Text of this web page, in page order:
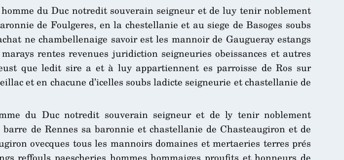
du Duc notredit souverain seigneur et de luy tenir noblement
de Foulgeres, en la chestellanie et au siege de Basoges soubs
ne chambellenaige savoir est les mannoir de Gaugueray estangs
rentes revenues juridiction seigneuries obeissances et autres
que ledit sire a et à luy appartiennent es parroisse de Ros sur
et en chacune d’icelles soubs ladicte seigneurie et chastellanie de
du Duc notredit souverain seigneur et de ly tenir noblement
de Rennes sa baronnie et chastellanie de Chasteaugiron et de
ovecques tous les mannoirs domaines et mertaeries terres prés